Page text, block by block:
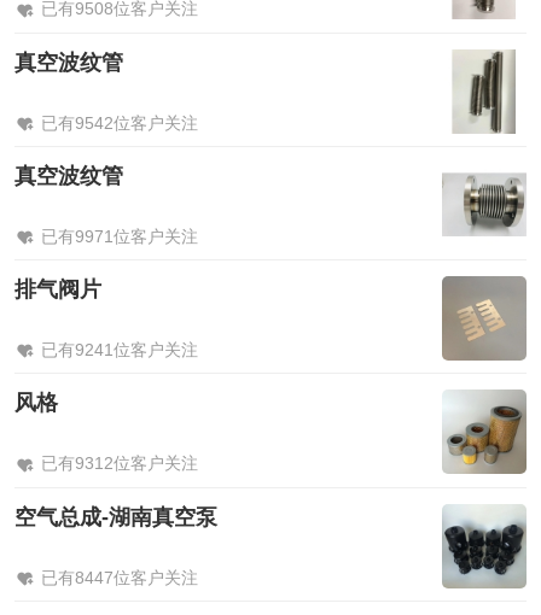
已有9508位客户关注
真空波纹管
已有9542位客户关注
真空波纹管
已有9971位客户关注
排气阀片
已有9241位客户关注
风格
已有9312位客户关注
空气总成-湖南真空泵
已有8447位客户关注